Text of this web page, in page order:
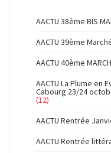
AACTU 38ème BIS
AACTU 39ème
AACTU 40ème
AACTU La Plume en
Cabourg 23/24
(12)
AACTU Rentrée
AACTU Rentrée